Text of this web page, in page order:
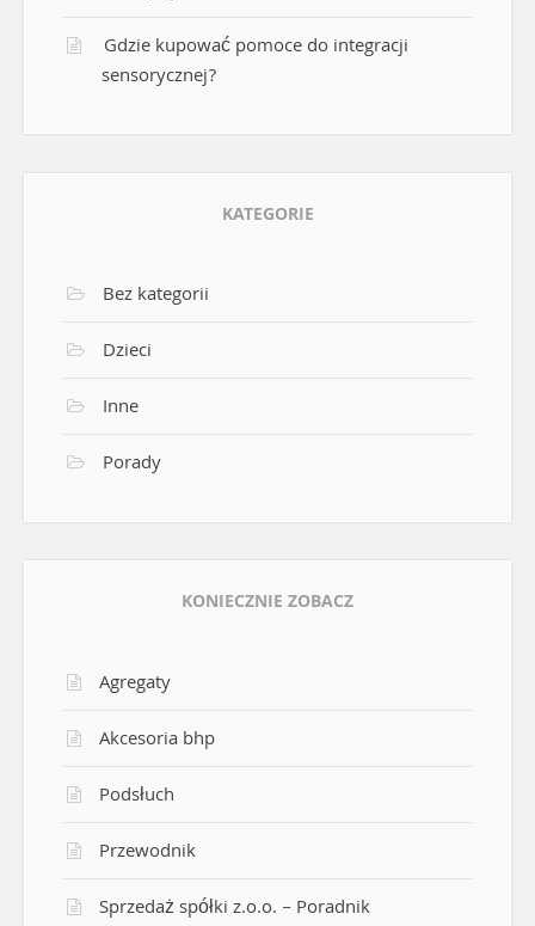
Gdzie kupować pomoce do integracji
sensorycznej?
KATEGORIE
Bez kategorii
Dzieci
Inne
Porady
KONIECZNIE ZOBACZ
Agregaty
Akcesoria bhp
Podsłuch
Przewodnik
Sprzedaż spółki z.o.o. – Poradnik